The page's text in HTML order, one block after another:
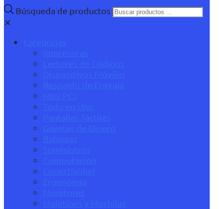
Búsqueda de productos
✕
Categorías
Impresoras
Lectores de Códigos
Dispositivos Móviles
Respaldo de Energía
Mini PCs
Todo en Uno
Pantallas Táctiles
Gavetas de Dinero
Balanzas
Suministros
Computación
Conectividad
Ergonomía
Monitores
Maletines y Mochilas